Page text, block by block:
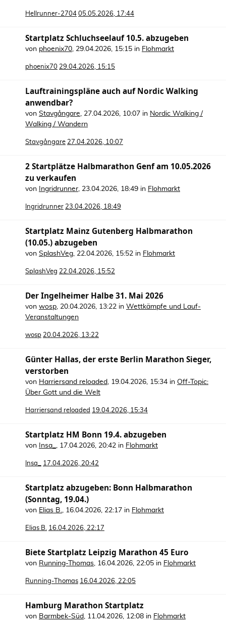
Hellrunner-2704 05.05.2026, 17:44
Startplatz Schluchseelauf 10.5. abzugeben
von phoenix70, 29.04.2026, 15:15 in Flohmarkt
phoenix70 29.04.2026, 15:15
Lauftrainingspläne auch auf Nordic Walking
anwendbar?
von Stavgångare, 27.04.2026, 10:07 in Nordic Walking /
Walking / Wandern
Stavgångare 27.04.2026, 10:07
2 Startplätze Halbmarathon Genf am 10.05.2026
zu verkaufen
von Ingridrunner, 23.04.2026, 18:49 in Flohmarkt
Ingridrunner 23.04.2026, 18:49
Startplatz Mainz Gutenberg Halbmarathon
(10.05.) abzugeben
von SplashVeg, 22.04.2026, 15:52 in Flohmarkt
SplashVeg 22.04.2026, 15:52
Der Ingelheimer Halbe 31. Mai 2026
von wosp, 20.04.2026, 13:22 in Wettkämpfe und Lauf-
Veranstaltungen
wosp 20.04.2026, 13:22
Günter Hallas, der erste Berlin Marathon Sieger,
verstorben
von Harriersand reloaded, 19.04.2026, 15:34 in Off-Topic:
Über Gott und die Welt
Harriersand reloaded 19.04.2026, 15:34
Startplatz HM Bonn 19.4. abzugeben
von Insa_ , 17.04.2026, 20:42 in Flohmarkt
Insa_ 17.04.2026, 20:42
Startplatz abzugeben: Bonn Halbmarathon
(Sonntag, 19.04.)
von Elias B., 16.04.2026, 22:17 in Flohmarkt
Elias B. 16.04.2026, 22:17
Biete Startplatz Leipzig Marathon 45 Euro
von Running-Thomas, 16.04.2026, 22:05 in Flohmarkt
Running-Thomas 16.04.2026, 22:05
Hamburg Marathon Startplatz
von Barmbek-Süd, 11.04.2026, 12:08 in Flohmarkt